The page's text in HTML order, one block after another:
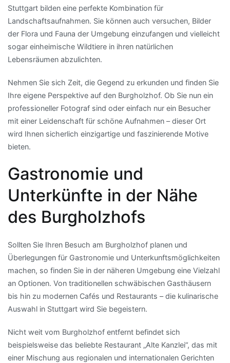
Stuttgart bilden eine perfekte Kombination für
Landschaftsaufnahmen. Sie können auch versuchen, Bilder
der Flora und Fauna der Umgebung einzufangen und vielleicht
sogar einheimische Wildtiere in ihren natürlichen
Lebensräumen abzulichten.
Nehmen Sie sich Zeit, die Gegend zu erkunden und finden Sie
Ihre eigene Perspektive auf den Burgholzhof. Ob Sie nun ein
professioneller Fotograf sind oder einfach nur ein Besucher
mit einer Leidenschaft für schöne Aufnahmen – dieser Ort
wird Ihnen sicherlich einzigartige und faszinierende Motive
bieten.
Gastronomie und
Unterkünfte in der Nähe
des Burgholzhofs
Sollten Sie Ihren Besuch am Burgholzhof planen und
Überlegungen für Gastronomie und Unterkunftsmöglichkeiten
machen, so finden Sie in der näheren Umgebung eine Vielzahl
an Optionen. Von traditionellen schwäbischen Gasthäusern
bis hin zu modernen Cafés und Restaurants – die kulinarische
Auswahl in Stuttgart wird Sie begeistern.
Nicht weit vom Burgholzhof entfernt befindet sich
beispielsweise das beliebte Restaurant „Alte Kanzlei“, das mit
einer Mischung aus regionalen und internationalen Gerichten